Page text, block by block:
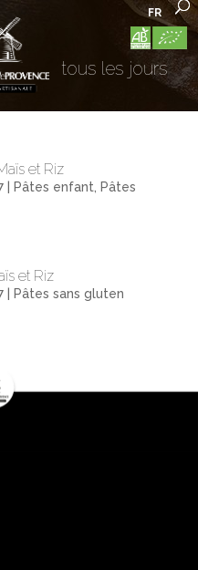
FR
tous les jours
et Riz
| Pâtes enfant
Pâtes
et Riz
| Pâtes sans gluten